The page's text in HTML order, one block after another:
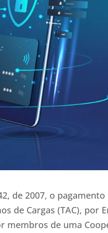
de 2007, o
de Cargas (TAC), por
membros de uma